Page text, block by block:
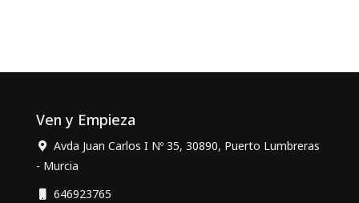
Ven y Empieza
Avda Juan Carlos I Nº 35, 30890, Puerto Lumbreras
- Murcia
646923765